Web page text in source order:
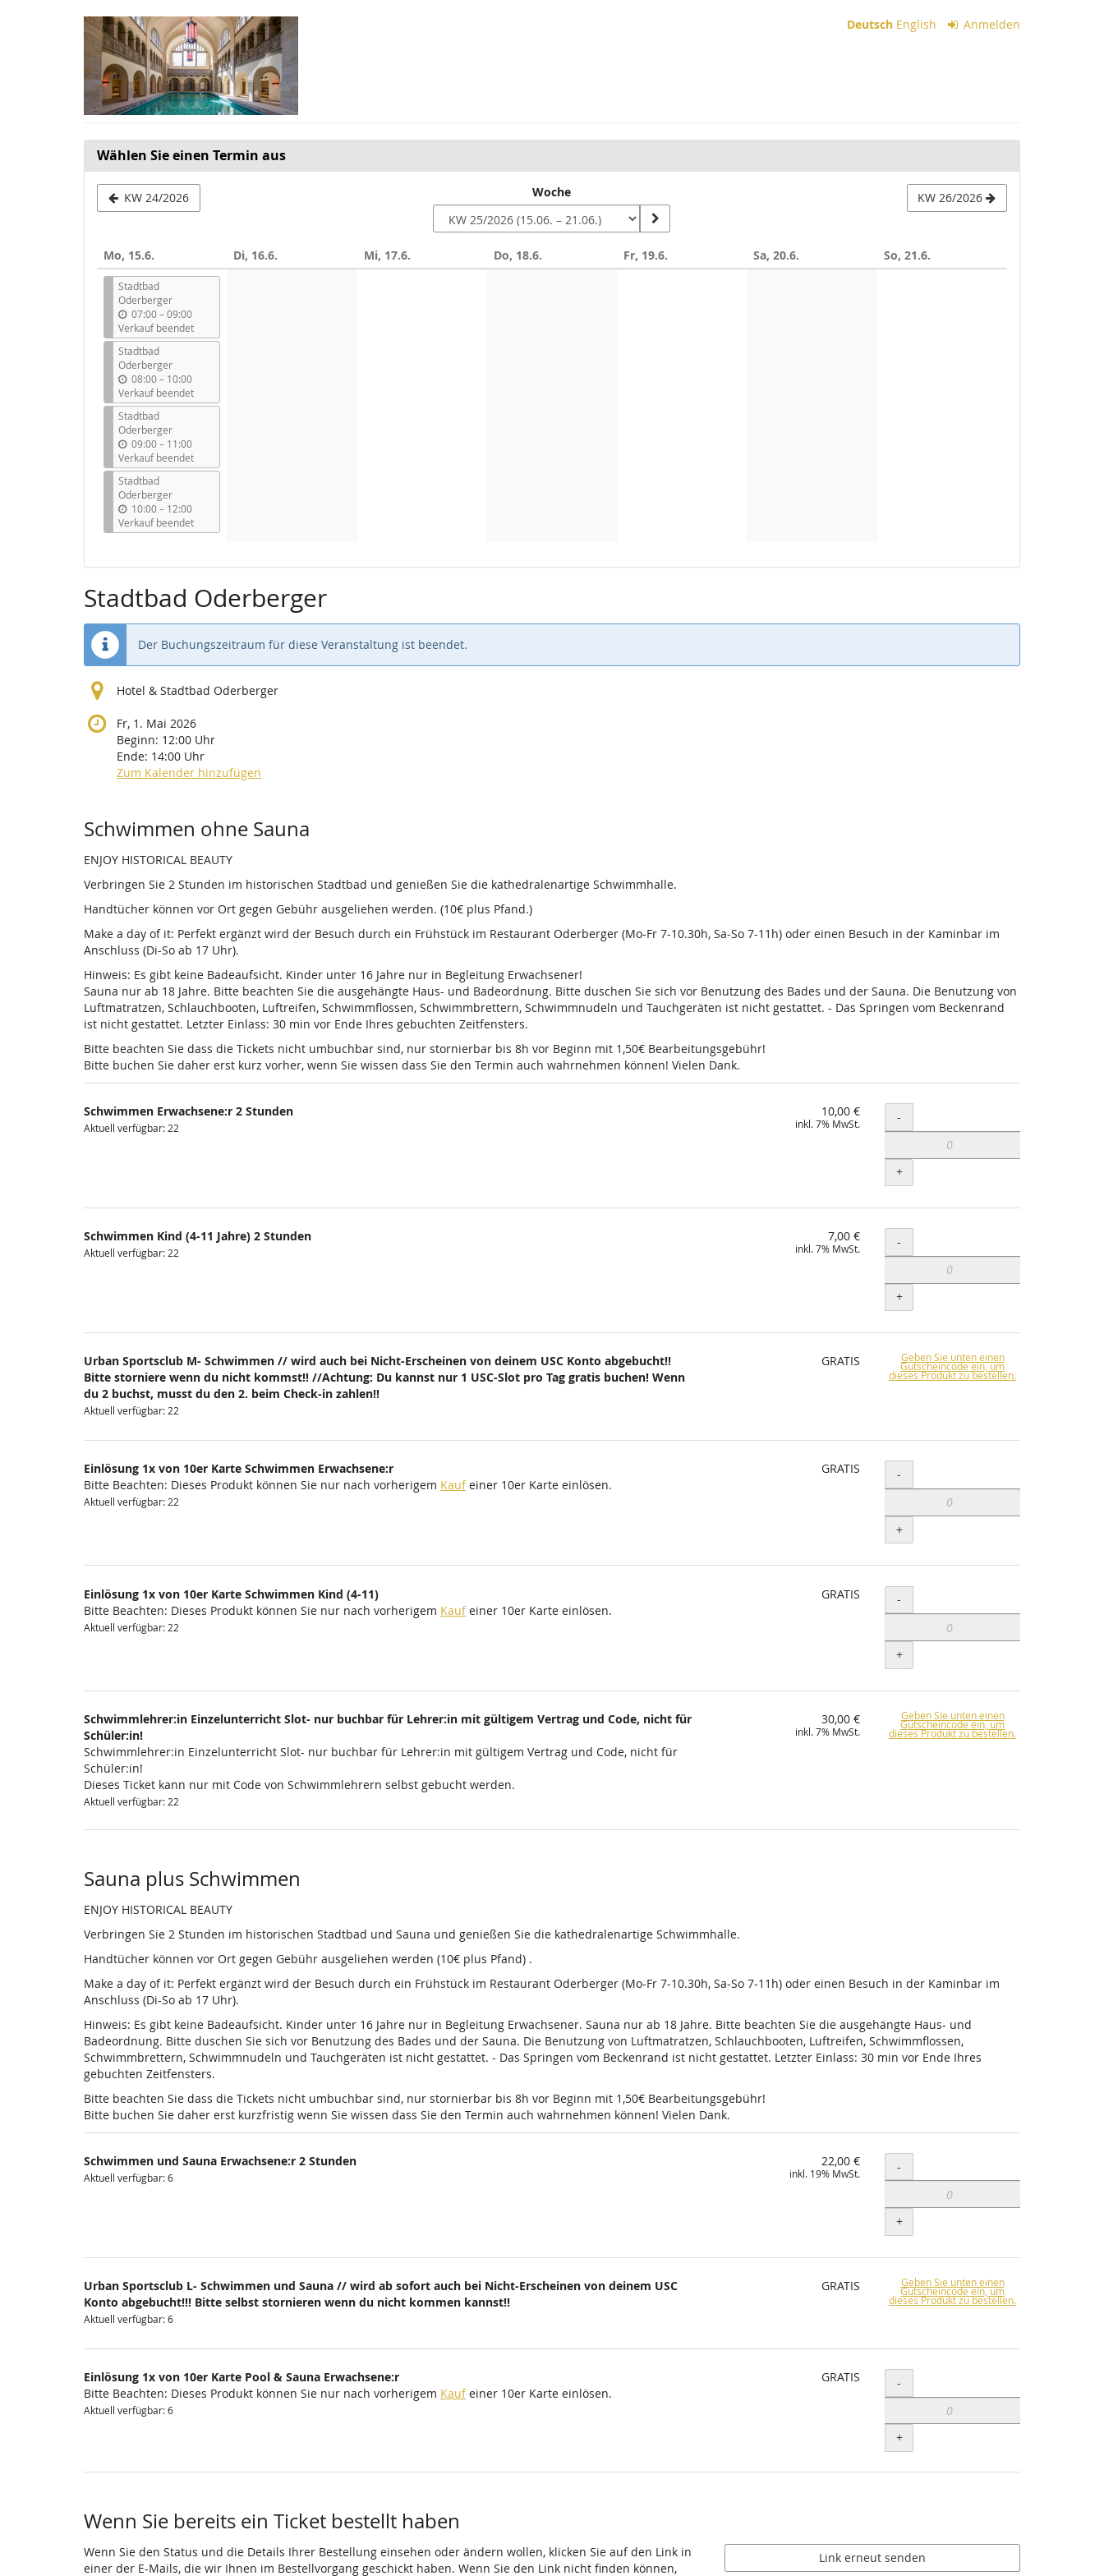
Deutsch English Anmelden
Wählen Sie einen Termin aus
KW 24/2026
auswählen
Woche KW 26/2026
Mo, 15.6.
Stadtbad
Oderberger
07:00–b
i
s
09:00
Verkauf beendet
Stadtbad
Oderberger
08:00–b
i
s
10:00
Verkauf beendet
Stadtbad
Oderberger
09:00–b
i
s
11:00
Verkauf beendet
Stadtbad
Oderberger
10:00–b
i
s
12:00
Verkauf beendet
Di, 16.6. Mi, 17.6. Do, 18.6. Fr, 19.6. Sa, 20.6. So, 21.6.
Stadtbad Oderberger
Der Buchungszeitraum für diese Veranstaltung ist beendet.
Hotel & Stadtbad Oderberger
Fr, 1. Mai 2026
Beginn: 12:00 Uhr
Ende: 14:00 Uhr
Zum Kalender hinzufügen
Produkte
Schwimmen ohne Sauna
ENJOY HISTORICAL BEAUTY
Verbringen Sie 2 Stunden im historischen Stadtbad und genießen Sie die kathedralenartige Schwimmhalle.
Handtücher können vor Ort gegen Gebühr ausgeliehen werden. (10€ plus Pfand.)
Make a day of it: Perfekt ergänzt wird der Besuch durch ein Frühstück im Restaurant Oderberger (Mo-Fr 7-10.30h, Sa-So 7-11h) oder einen Besuch in der Kaminbar im
Anschluss (Di-So ab 17 Uhr).
Hinweis: Es gibt keine Badeaufsicht. Kinder unter 16 Jahre nur in Begleitung Erwachsener!
Sauna nur ab 18 Jahre. Bitte beachten Sie die ausgehängte Haus- und Badeordnung. Bitte duschen Sie sich vor Benutzung des Bades und der Sauna. Die Benutzung von
Luftmatratzen, Schlauchbooten, Luftreifen, Schwimmflossen, Schwimmbrettern, Schwimmnudeln und Tauchgeräten ist nicht gestattet. - Das Springen vom Beckenrand
ist nicht gestattet. Letzter Einlass: 30 min vor Ende Ihres gebuchten Zeitfensters.
Bitte beachten Sie dass die Tickets nicht umbuchbar sind, nur stornierbar bis 8h vor Beginn mit 1,50€ Bearbeitungsgebühr!
Bitte buchen Sie daher erst kurz vorher, wenn Sie wissen dass Sie den Termin auch wahrnehmen können! Vielen Dank.
Schwimmen Erwachsene:r 2 Stunden
Aktuell verfügbar: 22
10,00 €
inkl. 7% MwSt. Menge
-
+
Schwimmen Kind (4-11 Jahre) 2 Stunden
Aktuell verfügbar: 22
7,00 €
inkl. 7% MwSt. Menge
-
+
Urban Sportsclub M- Schwimmen // wird auch bei Nicht-Erscheinen von deinem USC Konto abgebucht!!
Bitte storniere wenn du nicht kommst!! //Achtung: Du kannst nur 1 USC-Slot pro Tag gratis buchen! Wenn
du 2 buchst, musst du den 2. beim Check-in zahlen!!
Aktuell verfügbar: 22
GRATIS Geben Sie unten einen
Gutscheincode ein, um
dieses Produkt zu bestellen.
Einlösung 1x von 10er Karte Schwimmen Erwachsene:r
Bitte Beachten: Dieses Produkt können Sie nur nach vorherigem Kaufeiner 10er Karte einlösen.
Aktuell verfügbar: 22
GRATIS Menge
-
+
Einlösung 1x von 10er Karte Schwimmen Kind (4-11)
Bitte Beachten: Dieses Produkt können Sie nur nach vorherigem Kaufeiner 10er Karte einlösen.
Aktuell verfügbar: 22
GRATIS Menge
-
+
Schwimmlehrer:in Einzelunterricht Slot- nur buchbar für Lehrer:in mit gültigem Vertrag und Code, nicht für
Schüler:in!
Schwimmlehrer:in Einzelunterricht Slot- nur buchbar für Lehrer:in mit gültigem Vertrag und Code, nicht für
Schüler:in!
Dieses Ticket kann nur mit Code von Schwimmlehrern selbst gebucht werden.
Aktuell verfügbar: 22
30,00 €
inkl. 7% MwSt.
Geben Sie unten einen
Gutscheincode ein, um
dieses Produkt zu bestellen.
Sauna plus Schwimmen
ENJOY HISTORICAL BEAUTY
Verbringen Sie 2 Stunden im historischen Stadtbad und Sauna und genießen Sie die kathedralenartige Schwimmhalle.
Handtücher können vor Ort gegen Gebühr ausgeliehen werden (10€ plus Pfand) .
Make a day of it: Perfekt ergänzt wird der Besuch durch ein Frühstück im Restaurant Oderberger (Mo-Fr 7-10.30h, Sa-So 7-11h) oder einen Besuch in der Kaminbar im
Anschluss (Di-So ab 17 Uhr).
Hinweis: Es gibt keine Badeaufsicht. Kinder unter 16 Jahre nur in Begleitung Erwachsener. Sauna nur ab 18 Jahre. Bitte beachten Sie die ausgehängte Haus- und
Badeordnung. Bitte duschen Sie sich vor Benutzung des Bades und der Sauna. Die Benutzung von Luftmatratzen, Schlauchbooten, Luftreifen, Schwimmflossen,
Schwimmbrettern, Schwimmnudeln und Tauchgeräten ist nicht gestattet. - Das Springen vom Beckenrand ist nicht gestattet. Letzter Einlass: 30 min vor Ende Ihres
gebuchten Zeitfensters.
Bitte beachten Sie dass die Tickets nicht umbuchbar sind, nur stornierbar bis 8h vor Beginn mit 1,50€ Bearbeitungsgebühr!
Bitte buchen Sie daher erst kurzfristig wenn Sie wissen dass Sie den Termin auch wahrnehmen können! Vielen Dank.
Schwimmen und Sauna Erwachsene:r 2 Stunden
Aktuell verfügbar: 6
22,00 €
inkl. 19% MwSt. Menge
-
+
Urban Sportsclub L- Schwimmen und Sauna // wird ab sofort auch bei Nicht-Erscheinen von deinem USC
Konto abgebucht!!! Bitte selbst stornieren wenn du nicht kommen kannst!!
Aktuell verfügbar: 6
GRATIS Geben Sie unten einen
Gutscheincode ein, um
dieses Produkt zu bestellen.
Einlösung 1x von 10er Karte Pool & Sauna Erwachsene:r
Bitte Beachten: Dieses Produkt können Sie nur nach vorherigem Kaufeiner 10er Karte einlösen.
Aktuell verfügbar: 6
GRATIS Menge
-
+
Wenn Sie bereits ein Ticket bestellt haben
Wenn Sie den Status und die Details Ihrer Bestellung einsehen oder ändern wollen, klicken Sie auf den Link in
einer der E-Mails, die wir Ihnen im Bestellvorgang geschickt haben. Wenn Sie den Link nicht finden können,
Link erneut senden